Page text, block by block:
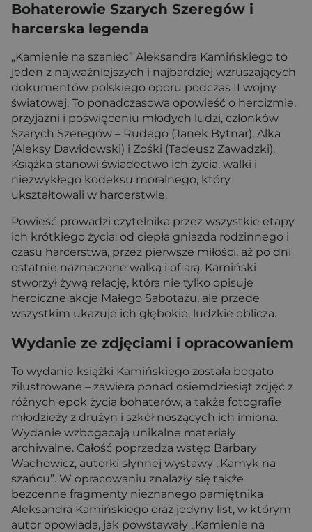
Bohaterowie Szarych Szeregów i
harcerska legenda
„Kamienie na szaniec” Aleksandra Kamińskiego to
jeden z najważniejszych i najbardziej wzruszających
dokumentów polskiego oporu podczas II wojny
światowej. To ponadczasowa opowieść o heroizmie,
przyjaźni i poświęceniu młodych ludzi, członków
Szarych Szeregów – Rudego (Janek Bytnar), Alka
(Aleksy Dawidowski) i Zośki (Tadeusz Zawadzki).
Książka stanowi świadectwo ich życia, walki i
niezwykłego kodeksu moralnego, który
ukształtowali w harcerstwie.
Powieść prowadzi czytelnika przez wszystkie etapy
ich krótkiego życia: od ciepła gniazda rodzinnego i
czasu harcerstwa, przez pierwsze miłości, aż po dni
ostatnie naznaczone walką i ofiarą. Kamiński
stworzył żywą relację, która nie tylko opisuje
heroiczne akcje Małego Sabotażu, ale przede
wszystkim ukazuje ich głębokie, ludzkie oblicza.
Wydanie ze zdjęciami i opracowaniem
To wydanie książki Kamińskiego została bogato
zilustrowane – zawiera ponad osiemdziesiąt zdjęć z
różnych epok życia bohaterów, a także fotografie
młodzieży z drużyn i szkół noszących ich imiona.
Wydanie wzbogacają unikalne materiały
archiwalne. Całość poprzedza wstęp Barbary
Wachowicz, autorki słynnej wystawy „Kamyk na
szańcu”. W opracowaniu znalazły się także
bezcenne fragmenty nieznanego pamiętnika
Aleksandra Kamińskiego oraz jedyny list, w którym
autor opowiada, jak powstawały „Kamienie na